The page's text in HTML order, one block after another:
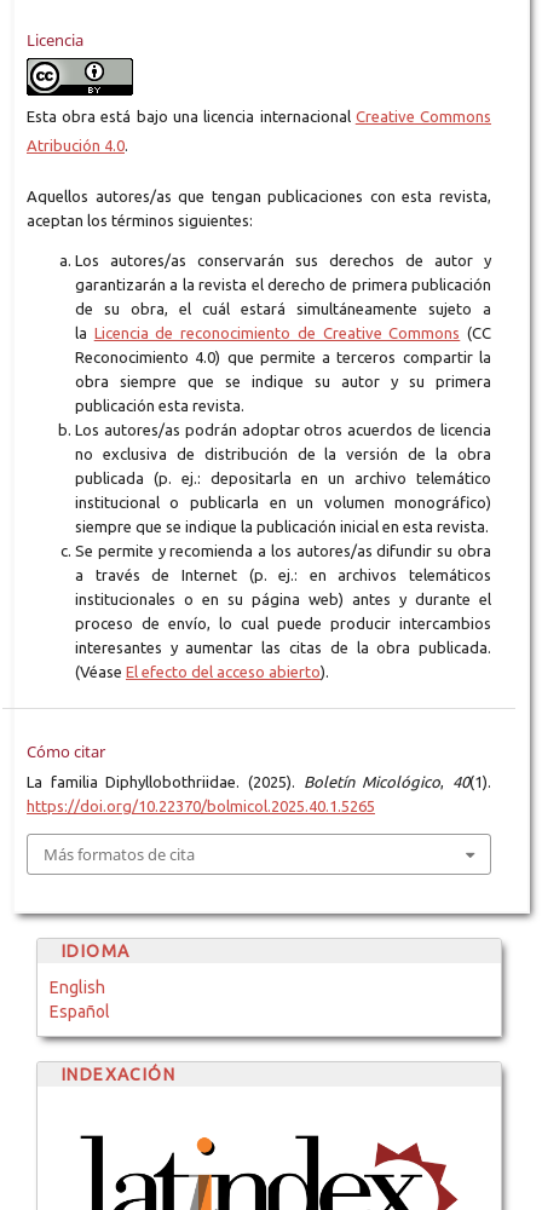
Licencia
Esta obra está bajo una licencia internacional Creative Commons
Atribución 4.0.
Aquellos autores/as que tengan publicaciones con esta revista,
aceptan los términos siguientes:
Los autores/as conservarán sus derechos de autor y
garantizarán a la revista el derecho de primera publicación
de su obra, el cuál estará simultáneamente sujeto a
la Licencia de reconocimiento de Creative Commons (CC
Reconocimiento 4.0) que permite a terceros compartir la
obra siempre que se indique su autor y su primera
publicación esta revista.
Los autores/as podrán adoptar otros acuerdos de licencia
no exclusiva de distribución de la versión de la obra
publicada (p. ej.: depositarla en un archivo telemático
institucional o publicarla en un volumen monográfico)
siempre que se indique la publicación inicial en esta revista.
Se permite y recomienda a los autores/as difundir su obra
a través de Internet (p. ej.: en archivos telemáticos
institucionales o en su página web) antes y durante el
proceso de envío, lo cual puede producir intercambios
interesantes y aumentar las citas de la obra publicada.
(Véase El efecto del acceso abierto).
Cómo citar
La familia Diphyllobothriidae. (2025). Boletín Micológico 40(1).
https://doi.org/10.22370/bolmicol.2025.40.1.5265
Más formatos de cita
IDIOMA
English
Español
INDEXACIÓN